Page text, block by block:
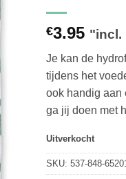
€3.95 "incl.
Je kan de
tijdens het
ook handig aan
ga jij doen met
Uitverkocht
SKU: 537-848-